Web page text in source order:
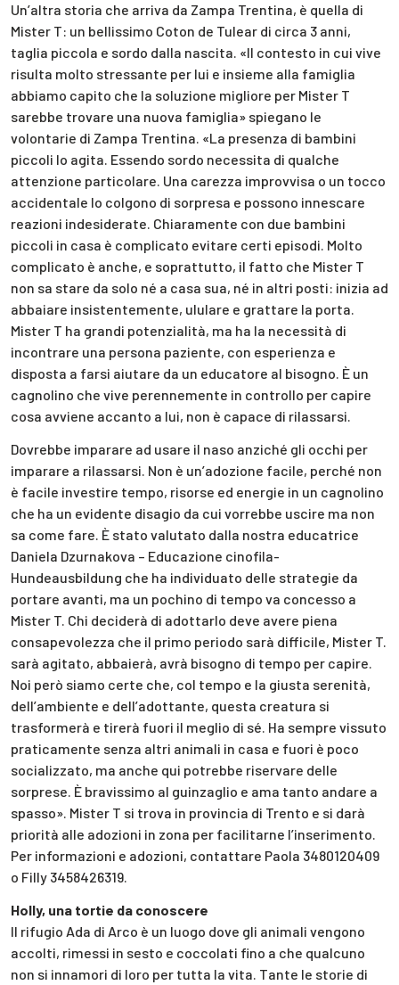
Un’altra storia che arriva da Zampa Trentina, è quella di
Mister T: un bellissimo Coton de Tulear di circa 3 anni,
taglia piccola e sordo dalla nascita. «Il contesto in cui vive
risulta molto stressante per lui e insieme alla famiglia
abbiamo capito che la soluzione migliore per Mister T
sarebbe trovare una nuova famiglia» spiegano le
volontarie di Zampa Trentina. «La presenza di bambini
piccoli lo agita. Essendo sordo necessita di qualche
attenzione particolare. Una carezza improvvisa o un tocco
accidentale lo colgono di sorpresa e possono innescare
reazioni indesiderate. Chiaramente con due bambini
piccoli in casa è complicato evitare certi episodi. Molto
complicato è anche, e soprattutto, il fatto che Mister T
non sa stare da solo né a casa sua, né in altri posti: inizia ad
abbaiare insistentemente, ululare e grattare la porta.
Mister T ha grandi potenzialità, ma ha la necessità di
incontrare una persona paziente, con esperienza e
disposta a farsi aiutare da un educatore al bisogno. È un
cagnolino che vive perennemente in controllo per capire
cosa avviene accanto a lui, non è capace di rilassarsi.
Dovrebbe imparare ad usare il naso anziché gli occhi per
imparare a rilassarsi. Non è un’adozione facile, perché non
è facile investire tempo, risorse ed energie in un cagnolino
che ha un evidente disagio da cui vorrebbe uscire ma non
sa come fare. È stato valutato dalla nostra educatrice
Daniela Dzurnakova – Educazione cinofila-
Hundeausbildung che ha individuato delle strategie da
portare avanti, ma un pochino di tempo va concesso a
Mister T. Chi deciderà di adottarlo deve avere piena
consapevolezza che il primo periodo sarà difficile, Mister T.
sarà agitato, abbaierà, avrà bisogno di tempo per capire.
Noi però siamo certe che, col tempo e la giusta serenità,
dell’ambiente e dell’adottante, questa creatura si
trasformerà e tirerà fuori il meglio di sé. Ha sempre vissuto
praticamente senza altri animali in casa e fuori è poco
socializzato, ma anche qui potrebbe riservare delle
sorprese. È bravissimo al guinzaglio e ama tanto andare a
spasso». Mister T si trova in provincia di Trento e si darà
priorità alle adozioni in zona per facilitarne l’inserimento.
Per informazioni e adozioni, contattare Paola 3480120409
o Filly 3458426319.
Holly, una tortie da conoscere
Il rifugio Ada di Arco è un luogo dove gli animali vengono
accolti, rimessi in sesto e coccolati fino a che qualcuno
non si innamori di loro per tutta la vita. Tante le storie di